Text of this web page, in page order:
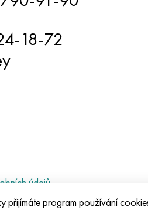
18-72
údajů
přijímáte program používání